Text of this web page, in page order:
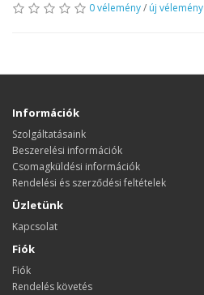
0 vélemény/ új vélemény
Információk
Szolgáltatásaink
Beszerelési információk
Csomagküldési információk
Rendelési és szerződési feltételek
Üzletünk
Kapcsolat
Fiók
Fiók
Rendelés követés